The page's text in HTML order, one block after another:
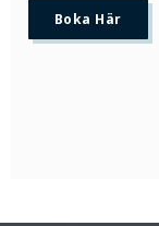
Boka Här